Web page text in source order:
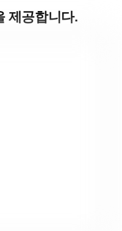
제공합니다.